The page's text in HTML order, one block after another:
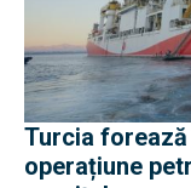
Turcia forează
operațiune